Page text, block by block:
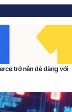
trở nên dễ dàng với